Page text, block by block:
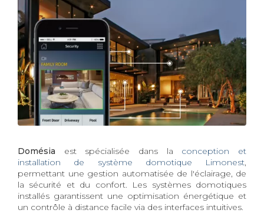
Domésia est spécialisée dans la conception et
installation de système domotique Limonest
permettant une gestion automatisée de l'éclairage, de
la sécurité et du confort. Les systèmes domotiques
installés garantissent une optimisation énergétique et
un contrôle à distance facile via des interfaces intuitives.